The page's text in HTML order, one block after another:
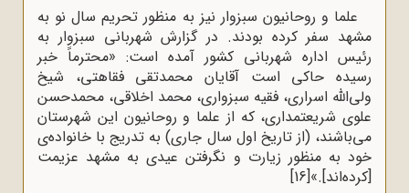
علما و روحانیون سبزوار نیز به منظور تحریم سال نو به
مشهد سفر کرده بودند. در گزارش شهربانی سبزوار به
رئیس اداره شهربانی کشور آمده است: «محترماً خبر
رسیده حاکی است آقایان محمدتقی فقاهتی، شیخ
ولی‌الله اسراری، فقیه سبزواری، محمد اخلاقی، محمدحسن
علوی شریعتمداری، که از علما و روحانیون این شهرستان
می‌باشند، (از تاریخ اول سال جاری) به تدریج با خانواده‌ی
خود به منظور زیارت و نگرفتن عیدی به مشهد عزیمت
[کرده‌اند].»[16]